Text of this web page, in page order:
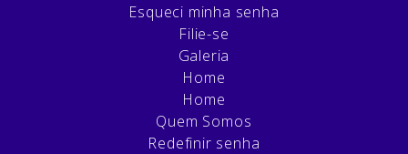
Esqueci minha senha
Filie-se
Galeria
Home
Home
Quem Somos
Redefinir senha